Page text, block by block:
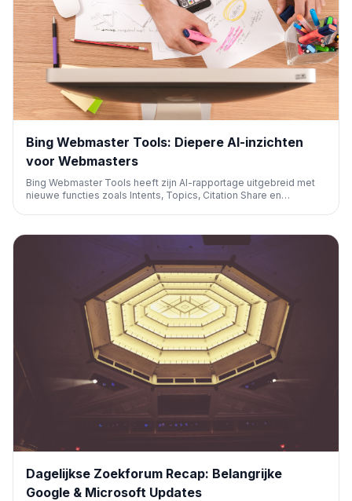
Bing Webmaster Tools: Diepere AI-inzichten
voor Webmasters
Bing Webmaster Tools heeft zijn AI-rapportage uitgebreid met
nieuwe functies zoals Intents, Topics, Citation Share en
Dagelijkse Zoekforum Recap: Belangrijke
Google & Microsoft Updates